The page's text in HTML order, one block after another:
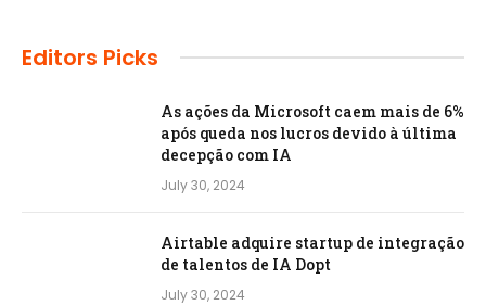
Editors Picks
As ações da Microsoft caem mais de 6%
após queda nos lucros devido à última
decepção com IA
July 30, 2024
Airtable adquire startup de integração
de talentos de IA Dopt
July 30, 2024